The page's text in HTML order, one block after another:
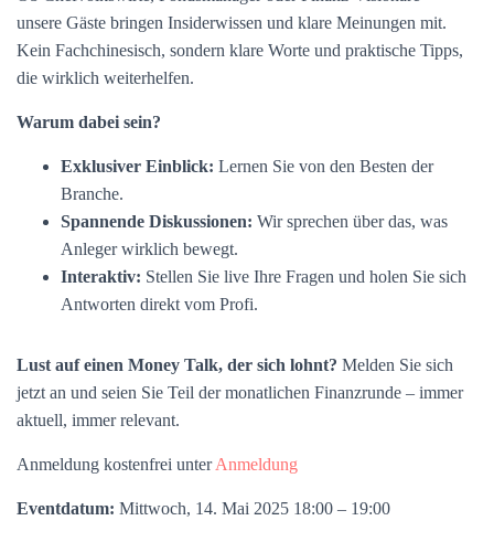
unsere Gäste bringen Insiderwissen und klare Meinungen mit.
Kein Fachchinesisch, sondern klare Worte und praktische Tipps,
die wirklich weiterhelfen.
Warum dabei sein?
Exklusiver Einblick: Lernen Sie von den Besten der
Branche.
Spannende Diskussionen: Wir sprechen über das, was
Anleger wirklich bewegt.
Interaktiv: Stellen Sie live Ihre Fragen und holen Sie sich
Antworten direkt vom Profi.
Lust auf einen Money Talk, der sich lohnt? Melden Sie sich
jetzt an und seien Sie Teil der monatlichen Finanzrunde – immer
aktuell, immer relevant.
Anmeldung kostenfrei unterAnmeldung
Eventdatum: Mittwoch, 14. Mai 2025 18:00 – 19:00